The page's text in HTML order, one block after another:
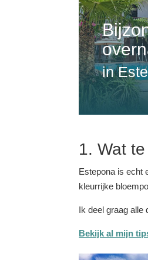
in
1. Wat
Estepona is echt
kleurrijke
Ik deel graag alle
Bekijk al mijn